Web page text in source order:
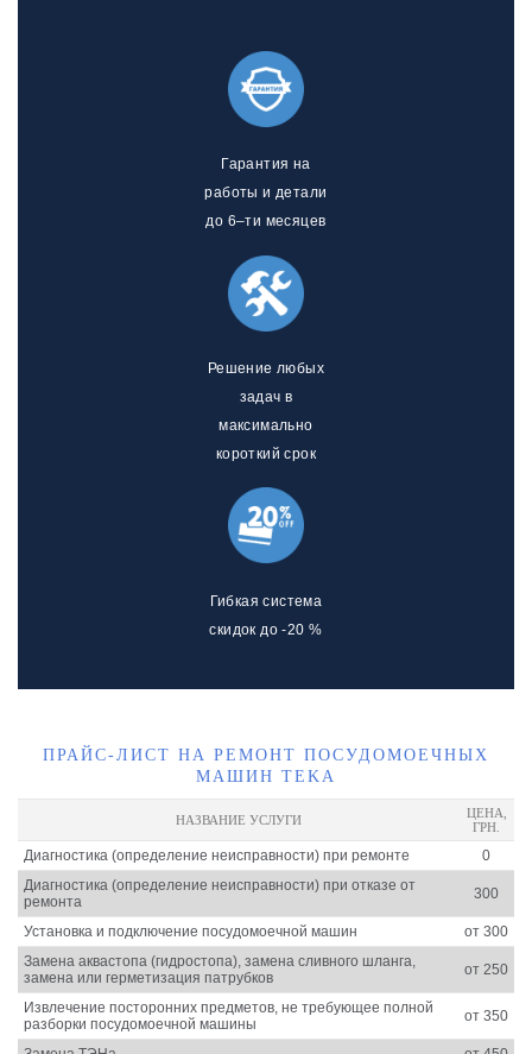
Гарантия на
работы и детали
до 6–ти месяцев
Решение любых
задач в
максимально
короткий срок
Гибкая система
скидок до -20 %
ПРАЙС-ЛИСТ НА РЕМОНТ ПОСУДОМОЕЧНЫХ
МАШИН TEKA
НАЗВАНИЕ УСЛУГИ
ЦЕНА,
ГРН.
Диагностика (определение неисправности) при ремонте
0
Диагностика (определение неисправности) при отказе от
ремонта
300
Установка и подключение посудомоечной машин
от 300
Замена аквастопа (гидростопа), замена сливного шланга,
замена или герметизация патрубков
от 250
Извлечение посторонних предметов, не требующее полной
разборки посудомоечной машины
от 350